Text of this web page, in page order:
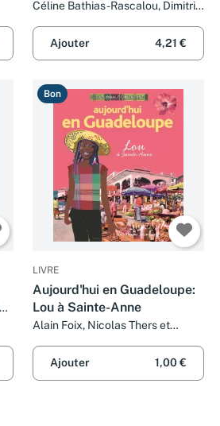
Céline Bathias-Rascalou, Dimitri
Ajouter
4,21 €
Bon
LIVRE
Aujourd'hui en Guadeloupe:
Lou à Sainte-Anne
Alain Foix, Nicolas Thers et
Ajouter
1,00 €